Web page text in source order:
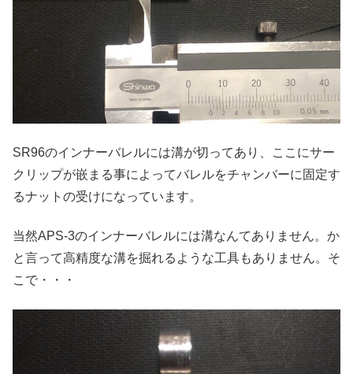
SR96のインナーバレルには溝が切ってあり、ここにサー
クリップが嵌まる事によってバレルをチャンバーに固定す
るナットの受けになっています。
当然APS-3のインナーバレルには溝なんてありません。か
と言って高精度な溝を掘れるような工具もありません。そ
こで・・・